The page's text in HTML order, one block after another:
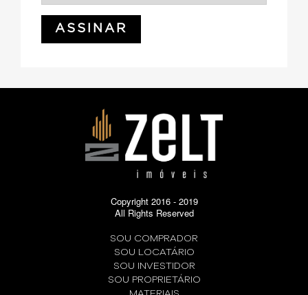
Copyright 2016 - 2019
All Rights Reserved
SOU COMPRADOR
SOU LOCATÁRIO
SOU INVESTIDOR
SOU PROPRIETÁRIO